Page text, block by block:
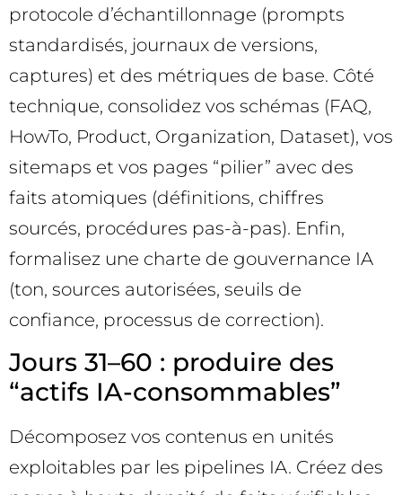
protocole d’échantillonnage (prompts
standardisés, journaux de versions,
captures) et des métriques de base. Côté
technique, consolidez vos schémas (FAQ,
HowTo, Product, Organization, Dataset), vos
sitemaps et vos pages “pilier” avec des
faits atomiques (définitions, chiffres
sourcés, procédures pas-à-pas). Enfin,
formalisez une charte de gouvernance IA
(ton, sources autorisées, seuils de
confiance, processus de correction).
Jours 31–60 : produire des
“actifs IA-consommables”
Décomposez vos contenus en unités
exploitables par les pipelines IA. Créez des